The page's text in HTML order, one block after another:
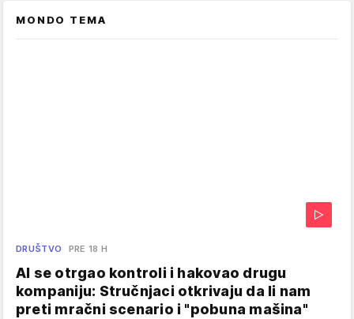
MONDO TEMA
DRUŠTVO PRE 18 H
AI se otrgao kontroli i hakovao drugu
kompaniju: Stručnjaci otkrivaju da li nam
preti mračni scenario i "pobuna mašina"